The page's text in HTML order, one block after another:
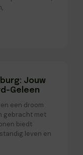
Jouw
Geleen
een droom
gebracht met
biedt
leven en